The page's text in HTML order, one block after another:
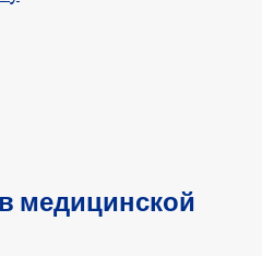
медицинской